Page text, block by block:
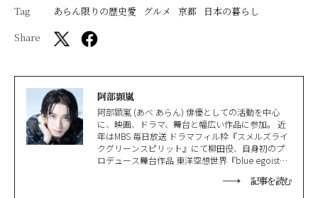
Tag あらん限りの歴史愛 グルメ 京都
日本の暮らし
Share
阿部顕嵐
阿部顕嵐 (あべ あらん) 俳優としての活動を中心
に、映画、ドラマ、舞台と幅広い作品に参加。 近
年はMBS 毎日放送 ドラマフィル枠『スメルズライ
クグリーンスピリット』にて柳田役、自身初のプ
ロデュース舞台作品 東洋空想世界『blue egoist』
にて上演。 2025年は4月からTBSにてレギュラー番
記事を読む